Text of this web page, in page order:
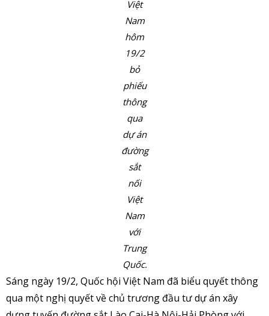
Việt
Nam
hôm
19/2
bỏ
phiếu
thông
qua
dự án
đường
sắt
nối
Việt
Nam
với
Trung
Quốc.
Sáng ngày 19/2, Quốc hội Việt Nam đã biểu quyết thông
qua một nghị quyết về chủ trương đầu tư dự án xây